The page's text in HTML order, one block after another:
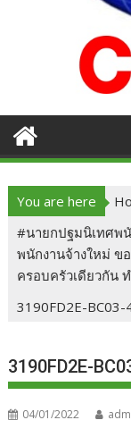
You are here
#นายกปฐมนิเทศพ
พนักงานจ้างใหม่ ข
ครอบครัวเดียวกัน
3190FD2E-
3190FD2E-
04/01/2022